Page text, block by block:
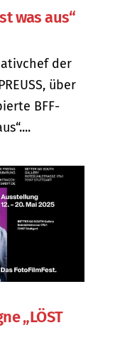
was aus“
der
über
BFF-
„LÖST